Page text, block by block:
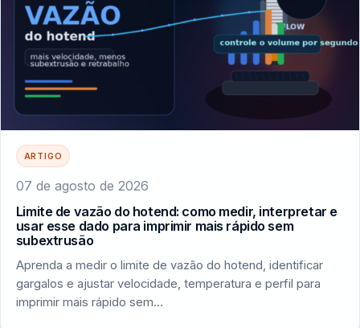
ARTIGO
07 de agosto de 2026
Limite de vazão do hotend: como medir, interpretar e
usar esse dado para imprimir mais rápido sem
subextrusão
Aprenda a medir o limite de vazão do hotend, identificar
gargalos e ajustar velocidade, temperatura e perfil para
imprimir mais rápido sem…